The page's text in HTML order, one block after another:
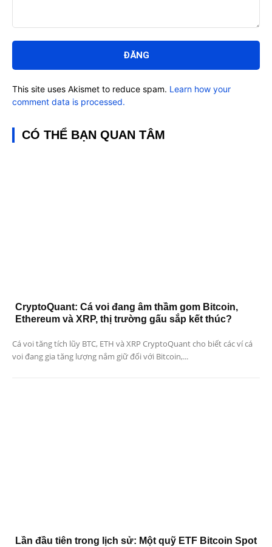
luận:
This site uses Akismet to reduce spam. Learn how your
comment data is processed.
CÓ THỂ BẠN QUAN TÂM
CryptoQuant: Cá voi đang âm thầm gom Bitcoin,
Ethereum và XRP, thị trường gấu sắp kết thúc?
Cá voi tăng tích lũy BTC, ETH và XRP CryptoQuant cho biết các ví cá
voi đang gia tăng lượng nắm giữ đối với Bitcoin,...
Lần đầu tiên trong lịch sử: Một quỹ ETF Bitcoin Spot